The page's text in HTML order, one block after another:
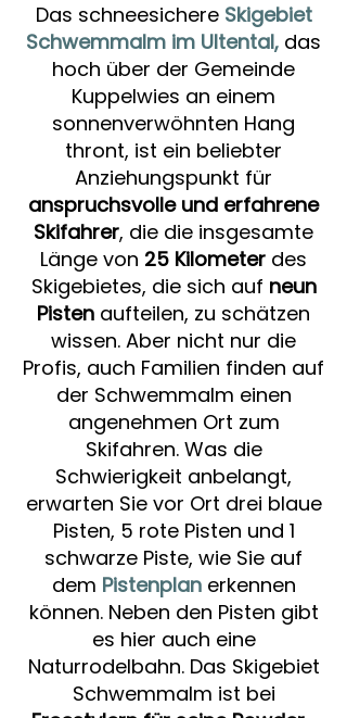
Das schneesichere Skigebiet
Schwemmalm im Ultental, das
hoch über der Gemeinde
Kuppelwies an einem
sonnenverwöhnten Hang
thront, ist ein beliebter
Anziehungspunkt für
anspruchsvolle und erfahrene
Skifahrer, die die insgesamte
Länge von 25 Kilometer des
Skigebietes, die sich auf neun
Pisten aufteilen, zu schätzen
wissen. Aber nicht nur die
Profis, auch Familien finden auf
der Schwemmalm einen
angenehmen Ort zum
Skifahren. Was die
Schwierigkeit anbelangt,
erwarten Sie vor Ort drei blaue
Pisten, 5 rote Pisten und 1
schwarze Piste, wie Sie auf
dem Pistenplan erkennen
können. Neben den Pisten gibt
es hier auch eine
Naturrodelbahn. Das Skigebiet
Schwemmalm ist bei